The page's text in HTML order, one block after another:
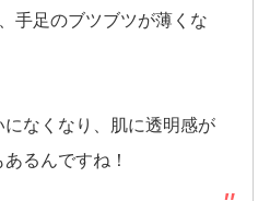
手足のブツブツが薄くな
なくなり、肌に透明感が
るんですね！